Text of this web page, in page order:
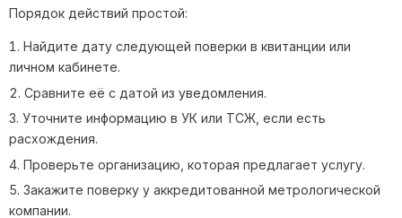
Порядок действий простой:
Найдите дату следующей поверки в квитанции или
личном кабинете.
Сравните её с датой из уведомления.
Уточните информацию в УК или ТСЖ, если есть
расхождения.
Проверьте организацию, которая предлагает услугу.
Закажите поверку у аккредитованной метрологической
компании.